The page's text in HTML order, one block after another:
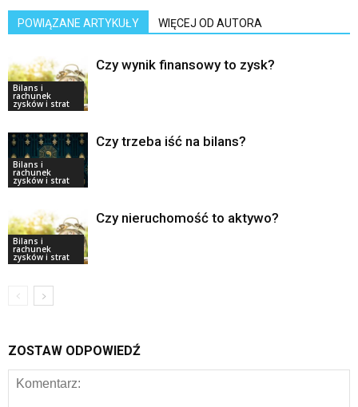
POWIĄZANE ARTYKUŁY WIĘCEJ OD AUTORA
Bilans i
rachunek
zysków i strat
Czy wynik finansowy to zysk?
Bilans i
rachunek
zysków i strat
Czy trzeba iść na bilans?
Bilans i
rachunek
zysków i strat
Czy nieruchomość to aktywo?
ZOSTAW ODPOWIEDŹ